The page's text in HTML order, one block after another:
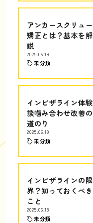
アンカースクリュー
矯正とは？基本を解
説
2025.06.19
未分類
インビザライン体験
談噛み合わせ改善の
道のり
2025.06.19
未分類
インビザラインの限
界？知っておくべき
こと
2025.06.18
未分類